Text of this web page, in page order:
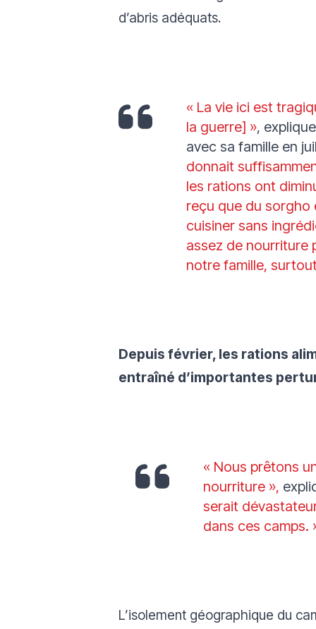
d’abris adéquats.
« La vie ici est
la guerre] »,
avec sa famille en
donnait
les rations ont
reçu que du sorgho
cuisiner sans
assez de nourriture
notre famille,
Depuis février, les rations
entraîné d’importantes
« Nous prêtons
nourriture »,
serait
dans ces camps.
L’isolement géographique du